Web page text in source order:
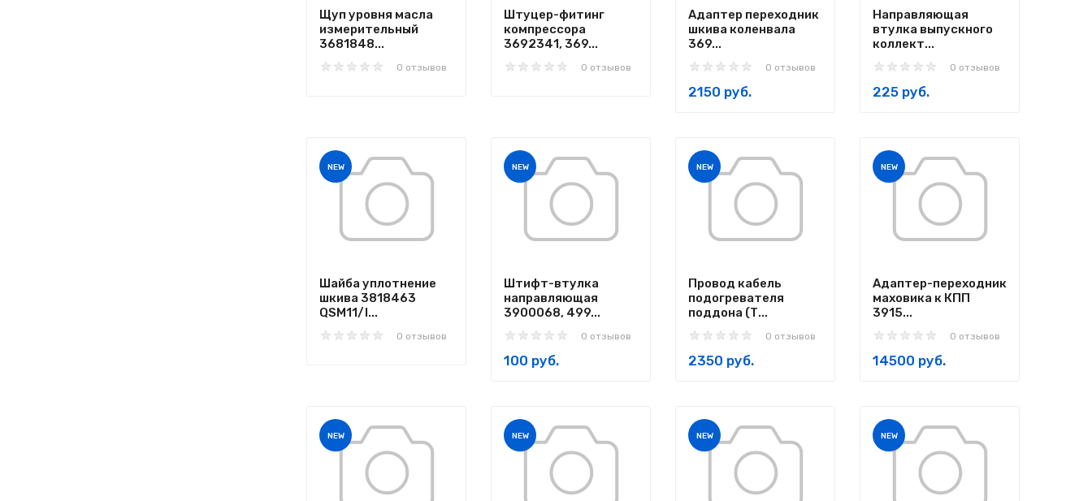
Щуп уровня масла
измерительный
3681848...
0 отзывов
Штуцер-фитинг
компрессора
3692341, 369...
0 отзывов
Адаптер переходник
шкива коленвала
369...
0 отзывов
2150 руб.
Направляющая
втулка выпускного
коллект...
0 отзывов
225 руб.
NEW
Шайба уплотнение
шкива 3818463
QSM11/I...
0 отзывов
NEW
Штифт-втулка
направляющая
3900068, 499...
0 отзывов
100 руб.
NEW
Провод кабель
подогревателя
поддона (Т...
0 отзывов
2350 руб.
NEW
Адаптер-переходник
маховика к КПП
3915...
0 отзывов
14500 руб.
NEW NEW NEW NEW